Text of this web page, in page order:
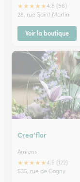
★★★★★4.8 (56)
28, rue Saint Martin
Voir la boutique
Crea’flor
Amiens
★★★★★4.5 (122)
535, rue de Cagny